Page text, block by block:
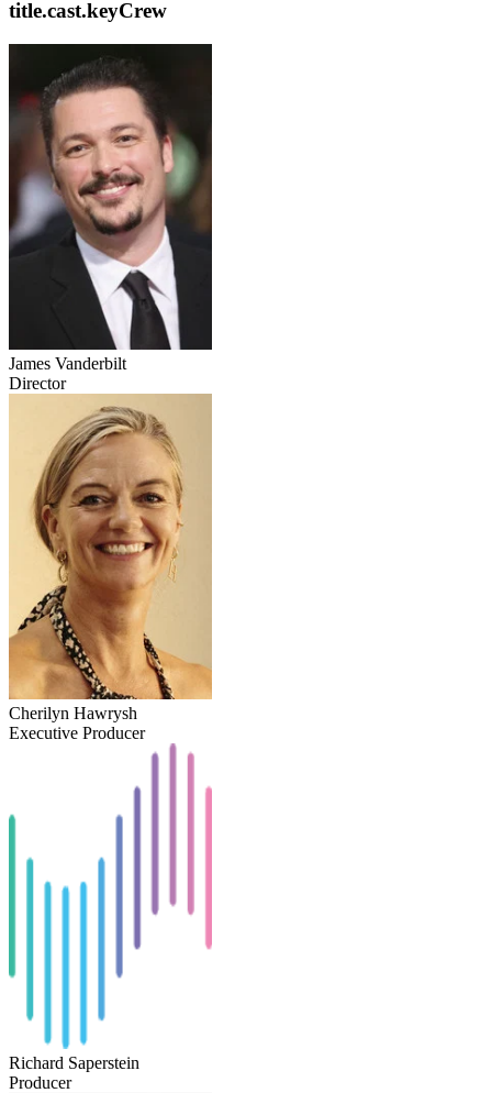
title.cast.keyCrew
James Vanderbilt
Director
Cherilyn Hawrysh
Executive Producer
Richard Saperstein
Producer